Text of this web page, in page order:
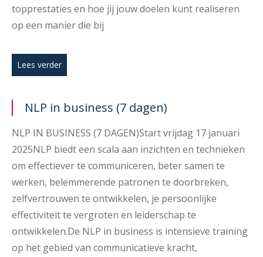
topprestaties en hoe jij jouw doelen kunt realiseren
op een manier die bij
Lees verder
NLP in business (7 dagen)
NLP IN BUSINESS (7 DAGEN)Start vrijdag 17 januari
2025NLP biedt een scala aan inzichten en technieken
om effectiever te communiceren, beter samen te
werken, belemmerende patronen te doorbreken,
zelfvertrouwen te ontwikkelen, je persoonlijke
effectiviteit te vergroten en leiderschap te
ontwikkelen.De NLP in business is intensieve training
op het gebied van communicatieve kracht,